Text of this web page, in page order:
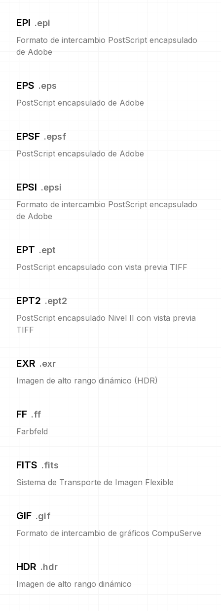
EPI .epi
Formato de intercambio PostScript encapsulado
de Adobe
EPS .eps
PostScript encapsulado de Adobe
EPSF .epsf
PostScript encapsulado de Adobe
EPSI .epsi
Formato de intercambio PostScript encapsulado
de Adobe
EPT .ept
PostScript encapsulado con vista previa TIFF
EPT2 .ept2
PostScript encapsulado Nivel II con vista previa
TIFF
EXR .exr
Imagen de alto rango dinámico (HDR)
FF .ff
Farbfeld
FITS .fits
Sistema de Transporte de Imagen Flexible
GIF .gif
Formato de intercambio de gráficos CompuServe
HDR .hdr
Imagen de alto rango dinámico